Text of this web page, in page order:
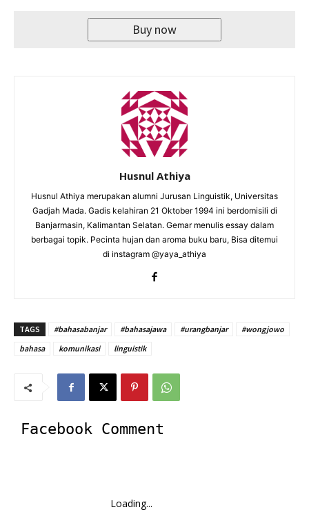
Buy now
Husnul Athiya
Husnul Athiya merupakan alumni Jurusan Linguistik, Universitas
Gadjah Mada. Gadis kelahiran 21 Oktober 1994 ini berdomisili di
Banjarmasin, Kalimantan Selatan. Gemar menulis essay dalam
berbagai topik. Pecinta hujan dan aroma buku baru, Bisa ditemui
di instagram @yaya_athiya
TAGS #bahasabanjar #bahasajawa #urangbanjar
#wongjowo
bahasa
komunikasi linguistik
Facebook Comment
Loading...